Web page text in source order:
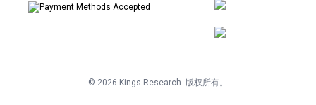
© 2026 Kings Research. 版权所有。